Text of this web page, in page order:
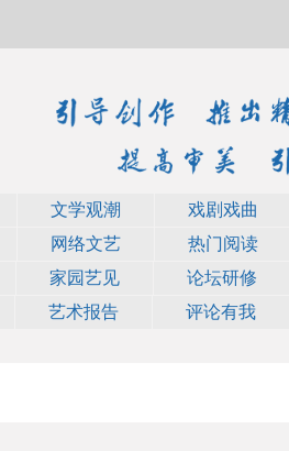
文学观潮 戏剧戏曲
网络文艺 热门阅读
家园艺见 论坛研修
艺术报告 评论有我